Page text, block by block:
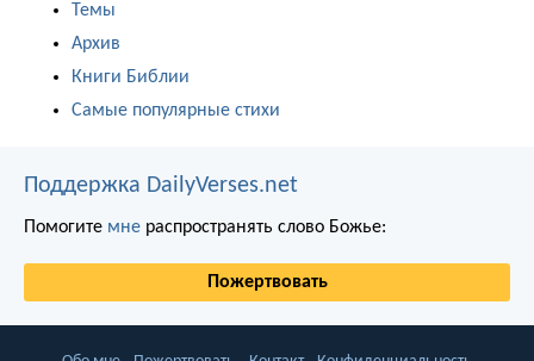
Темы
Архив
Книги Библии
Самые популярные стихи
Поддержка DailyVerses.net
Помогите мне распространять слово Божье:
Пожертвовать